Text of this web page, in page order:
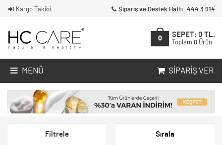
Kargo Takibi Sipariş ve Destek Hattı: 444 3 914
0
SEPET: 0 TL.
Toplam 0 Ürün
MENÜ SIPARIŞ VER
Filtrele Sırala